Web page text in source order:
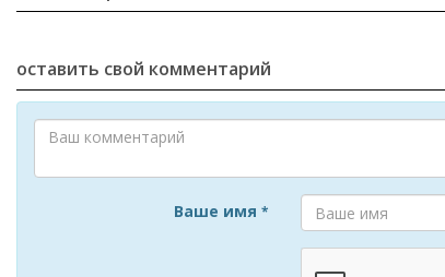
оставить свой комментарий
Ваше имя *